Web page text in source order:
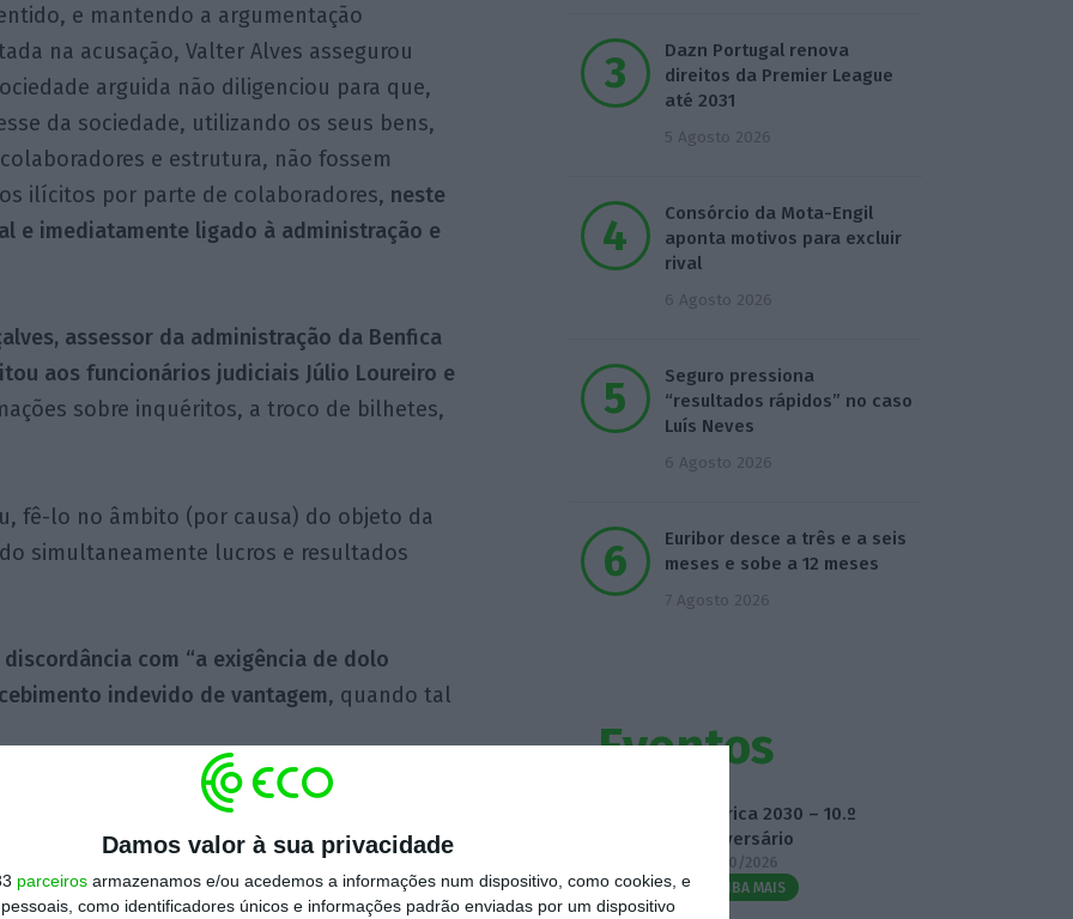
Damos valor à sua privacidade
parceiros armazenamos e/ou acedemos a informações num dispositivo, como cookies, e
como identificadores únicos e informações padrão enviadas por um dispositivo
e mantendo a argumentação
na acusação, Valter Alves assegurou
arguida não diligenciou para que,
da sociedade, utilizando os seus bens,
e estrutura, não fossem
ilícitos por parte de colaboradores, neste
e imediatamente ligado à administração e
assessor da administração da Benfica
aos funcionários judiciais Júlio Loureiro e
sobre inquéritos, a troco de bilhetes,
fê-lo no âmbito (por causa) do objeto da
simultaneamente lucros e resultados
com “a exigência de dolo
indevido de vantagem, quando tal
o dolo de Paulo Gonçalves está
o dolo da pessoa coletiva (que consta de
decisão de não pronúncia”, prosseguiu.
Dazn Portugal renova
direitos da Premier League
até 2031
5 Agosto 2026
Consórcio da Mota-Engil
aponta motivos para excluir
rival
6 Agosto 2026
Seguro pressiona
“resultados rápidos” no caso
Luís Neves
6 Agosto 2026
Euribor desce a três e a seis
meses e sobe a 12 meses
7 Agosto 2026
Eventos
Fábrica 2030 – 10.º
Aniversário
14/10/2026
SAIBA MAIS